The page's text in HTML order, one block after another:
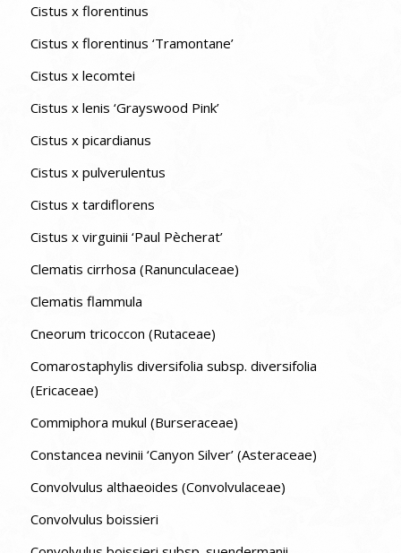
Cistus x florentinus
Cistus x florentinus ‘Tramontane’
Cistus x lecomtei
Cistus x lenis ‘Grayswood Pink’
Cistus x picardianus
Cistus x pulverulentus
Cistus x tardiflorens
Cistus x virguinii ‘Paul Pècherat’
Clematis cirrhosa (Ranunculaceae)
Clematis flammula
Cneorum tricoccon (Rutaceae)
Comarostaphylis diversifolia subsp. diversifolia
(Ericaceae)
Commiphora mukul (Burseraceae)
Constancea nevinii ‘Canyon Silver’ (Asteraceae)
Convolvulus althaeoides (Convolvulaceae)
Convolvulus boissieri